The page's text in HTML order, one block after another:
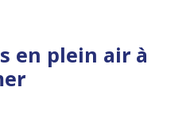
en plein air à